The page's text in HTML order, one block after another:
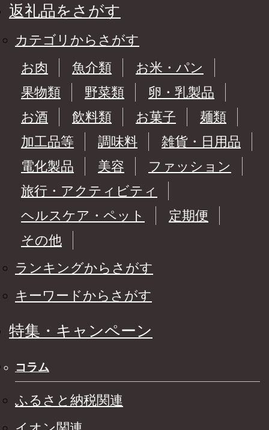
返礼品をさがす
カテゴリからさがす
お肉
魚介類
お米・パン
果物類
野菜類
卵・乳製品
お酒
飲料類 お菓子
麺類
加工品等
調味料
雑貨・日用品
電化製品
美容
ファッション
旅行・アクティビティ
ヘルスケア・ペット
定期便
その他
ランキングからさがす
キーワードからさがす
特集・キャンペーン
コラム
ふるさと納税関連